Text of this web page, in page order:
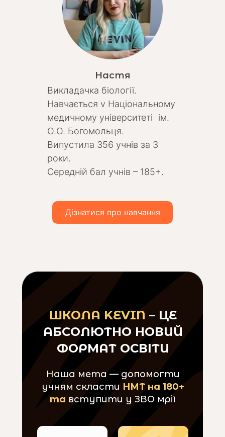
Настя
Викладачка біології.
Навчається v Національному
медичному університеті ім.
О.О. Богомольця.
Випустила 356 учнів за 3
роки.
Середній бал учнів – 185+.
Дізнатися про навчання
ШКОЛА KEVIN – ЦЕ
АБСОЛЮТНО НОВИЙ
ФОРМАТ ОСВІТИ
Наша мета — допомогти
учням скласти НМТ на 180+
та вступити у ЗВО мрії